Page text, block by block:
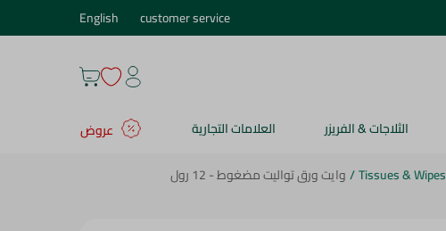
customer service
English
الثلاجات & الفريزر العلامات التجارية
عروض
Tissues & Wipes
/وايت ورق تواليت مضغوط - 12 رول